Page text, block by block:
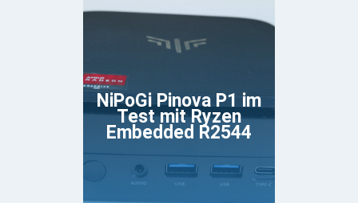
NiPoGi Pinova P1 im
Test mit Ryzen
Embedded R2544